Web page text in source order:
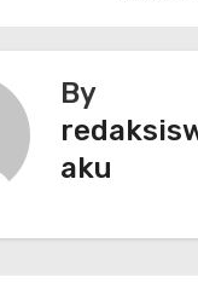
By
aku